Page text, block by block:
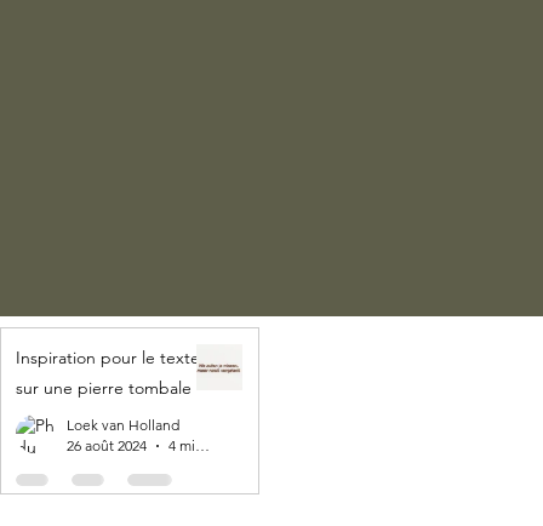
Inspiration pour le texte
sur une pierre tombale
Loek van Holland
26 août 2024
4 min de lecture